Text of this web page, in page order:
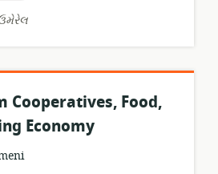
Cooperatives, Food,
Economy